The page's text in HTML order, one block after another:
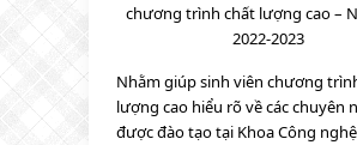
chương trình chất lượng cao –
2022-2023
Nhằm giúp sinh viên chương
lượng cao hiểu rõ về các chuyên
được đào tạo tại Khoa Công